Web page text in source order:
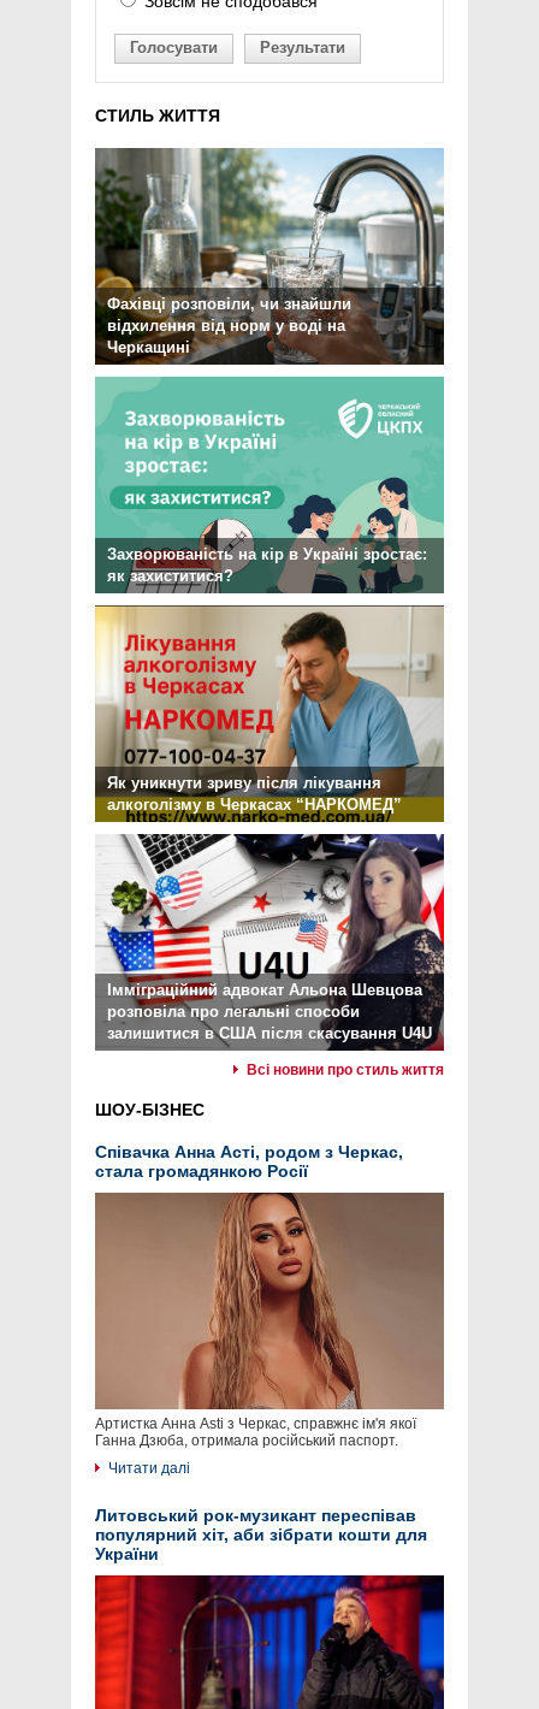
Голосувати Результати
СТИЛЬ ЖИТТЯ
Фахівці розповіли, чи знайшли
відхилення від норм у воді на
Черкащині
Захворюваність на кір в Україні зростає:
як захиститися?
Як уникнути зриву після лікування
алкоголізму в Черкасах “НАРКОМЕД”
Імміграційний адвокат Альона Шевцова
розповіла про легальні способи
залишитися в США після скасування U4U
Всі новини про стиль життя
ШОУ-БІЗНЕС
Співачка Анна Асті, родом з Черкас,
стала громадянкою Росії
Артистка Анна Asti з Черкас, справжнє ім'я якої
Ганна Дзюба, отримала російський паспорт.
Читати далі
Литовський рок-музикант переспівав
популярний хіт, аби зібрати кошти для
України